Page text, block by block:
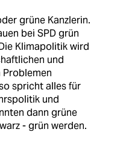
grüne Kanzlerin.
bei SPD grün
Klimapolitik wird
und
spricht alles für
und
dann grüne
- grün werden.